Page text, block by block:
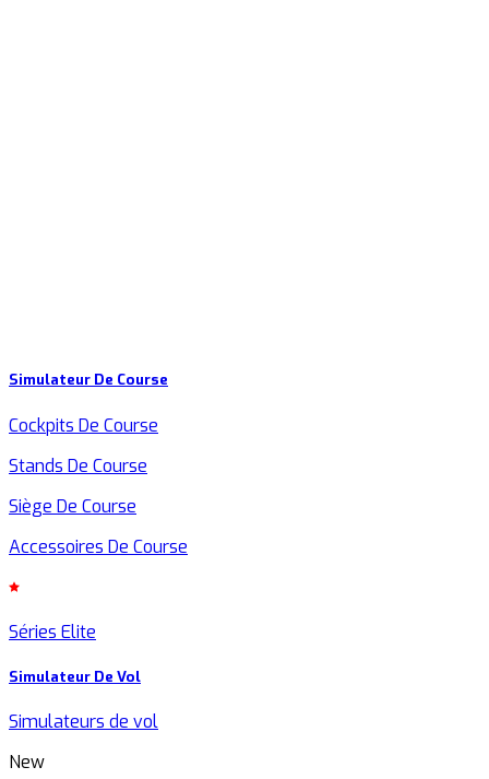
Simulateur De Course
Cockpits De Course
Stands De Course
Siège De Course
Accessoires De Course
Séries Elite
Simulateur De Vol
Simulateurs de vol
New